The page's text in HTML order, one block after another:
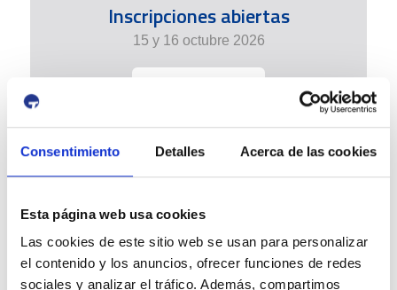
Consentimiento Detalles Acerca de las cookies
Esta página web usa cookies
Las cookies de este sitio web se usan para personalizar
el contenido y los anuncios, ofrecer funciones de redes
sociales y analizar el tráfico. Además, compartimos
Inscripciones abiertas
15 y 16 octubre 2026